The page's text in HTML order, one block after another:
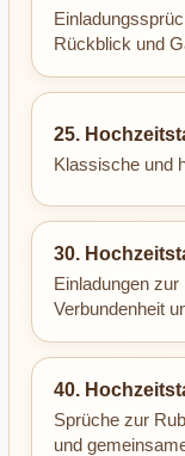
Rückblick und
25.
Klassische und
30.
Einladungen
Verbundenheit
40.
Sprüche zur
und